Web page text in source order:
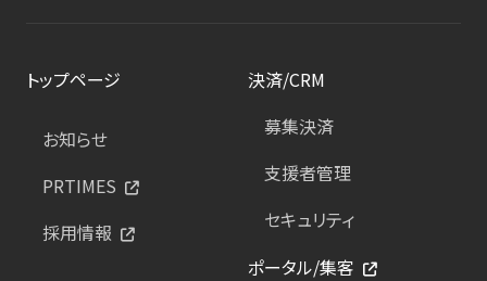
トップページ
お知らせ
PRTIMES
採用情報
決済/CRM
募集決済
支援者管理
セキュリティ
ポータル/集客